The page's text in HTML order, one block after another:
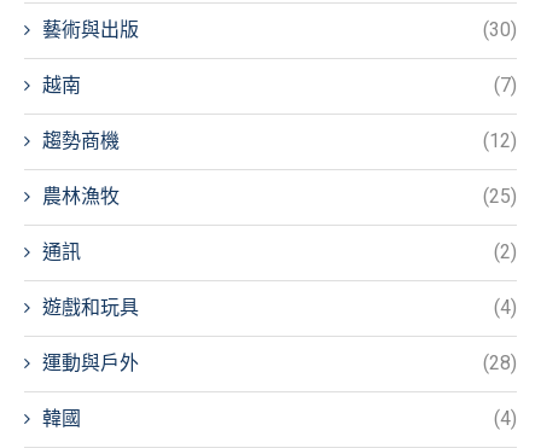
藝術與出版 (30)
越南 (7)
趨勢商機 (12)
農林漁牧 (25)
通訊 (2)
遊戲和玩具 (4)
運動與戶外 (28)
韓國 (4)